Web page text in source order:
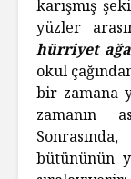
karışmış
yüzler
hürriyet
okul
bir zamana
zamanın
bütününün